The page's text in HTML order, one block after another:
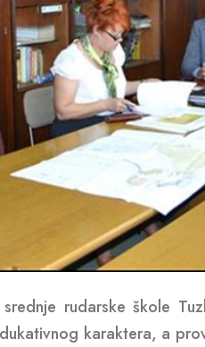
rudarske škole
karaktera, a